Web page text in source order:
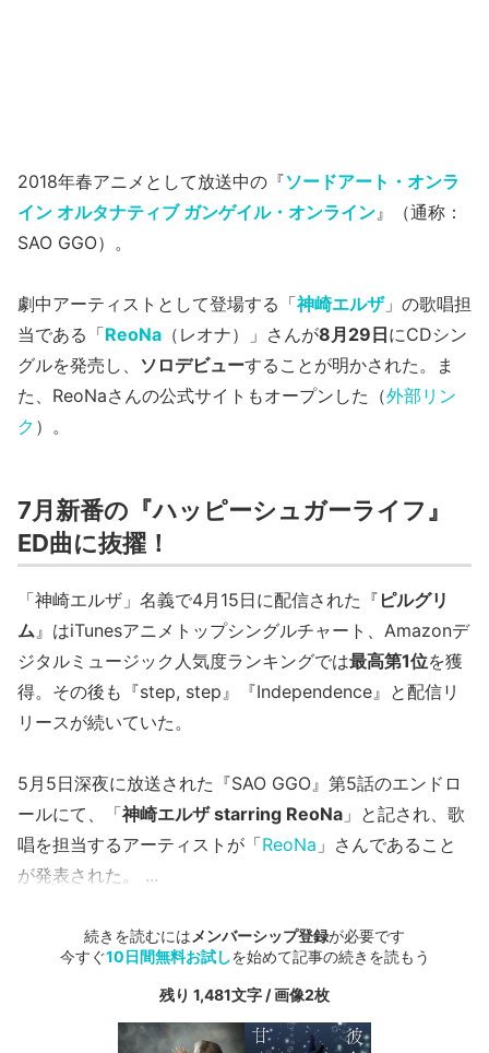
2018年春アニメとして放送中の『ソードアート・オンラ
イン オルタナティブ ガンゲイル・オンライン 』（通称：
SAO GGO）。
劇中アーティストとして登場する「神崎エルザ」の歌唱担
当である「ReoNa （レオナ）」さんが8月29日にCDシン
グルを発売し、 ソロデビューすることが明かされた。ま
た、ReoNaさんの公式サイトもオープンした（外部リン
ク ）。
7月新番の『ハッピーシュガーライフ』
ED曲に抜擢！
「神崎エルザ」名義で4月15日に配信された『 ピルグリ
ム 』はiTunesアニメトップシングルチャート、Amazonデ
ジタルミュージック人気度ランキングでは最高第1位を獲
得。その後も『step, step』『Independence』と配信リ
リースが続いていた。
5月5日深夜に放送された『SAO GGO』第5話のエンドロ
ールにて、「神崎エルザ starring ReoNa 」と記され、歌
唱を担当するアーティストが「ReoNa 」さんであること
が発表された。 ...
続きを読むには メンバーシップ登録が必要です
今すぐ10日間無料お試しを始めて記事の続きを読もう
残り 1,481文字 / 画像2枚